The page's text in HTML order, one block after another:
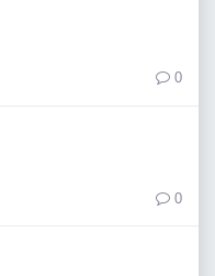
0
0